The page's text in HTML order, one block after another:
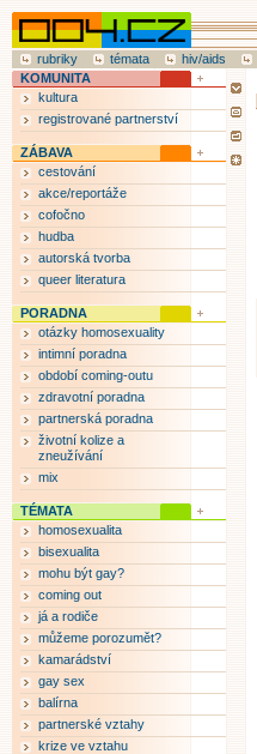
rubriky témata hiv/aids
KOMUNITA
kultura
registrované partnerství
ZÁBAVA
cestování
akce/reportáže
cofočno
hudba
autorská tvorba
queer literatura
PORADNA
otázky homosexuality
intimní poradna
období coming-outu
zdravotní poradna
partnerská poradna
životní kolize a
zneužívání
mix
TÉMATA
homosexualita
bisexualita
mohu být gay?
coming out
já a rodiče
můžeme porozumět?
kamarádství
gay sex
balírna
partnerské vztahy
krize ve vztahu